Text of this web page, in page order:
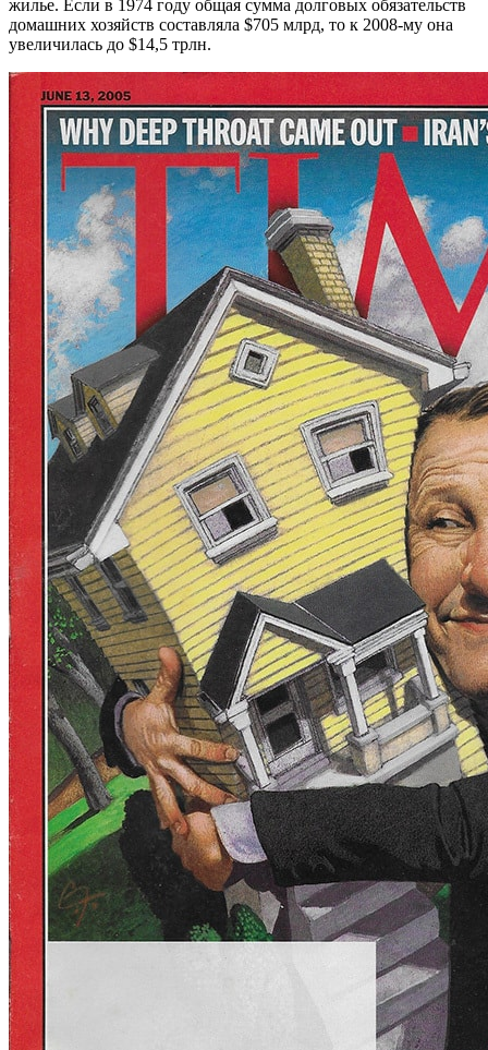
жилье. Если в 1974 году общая сумма долговых обязательств
домашних хозяйств составляла $705 млрд, то к 2008-му она
увеличилась до $14,5 трлн.